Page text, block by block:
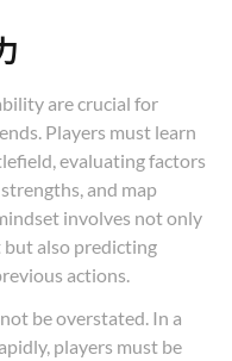
are crucial for
Players must learn
evaluating factors
and map
involves not only
but also predicting
actions.
be overstated. In a
players must be